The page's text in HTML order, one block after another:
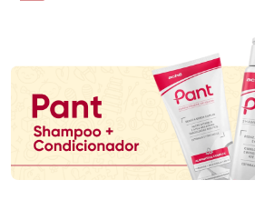
Promoção em Destaque